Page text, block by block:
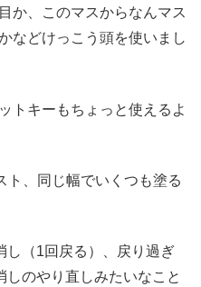
か、このマスからなんマス
などけっこう頭を使いまし
トキーもちょっと使えるよ
ト、同じ幅でいくつも塗る
し（1回戻る）、戻り過ぎ
しのやり直しみたいなこと